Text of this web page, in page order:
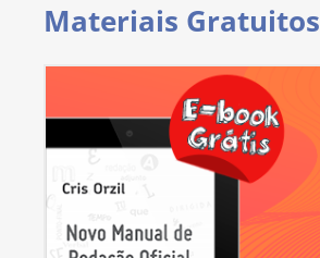
Materiais Gratuitos